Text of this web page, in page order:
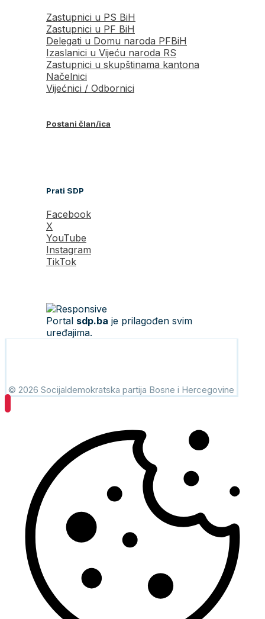
Zastupnici u PS BiH
Zastupnici u PF BiH
Delegati u Domu naroda PFBiH
Izaslanici u Vijeću naroda RS
Zastupnici u skupštinama kantona
Načelnici
Vijećnici / Odbornici
Postani član/ica
Prati SDP
Facebook
X
YouTube
Instagram
TikTok
Portal sdp.ba je prilagođen svim
uređajima.
© 2026 Socijaldemokratska partija Bosne i Hercegovine